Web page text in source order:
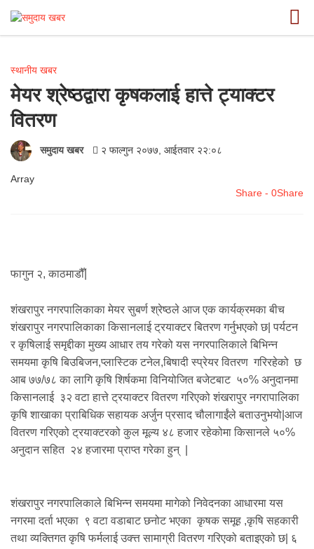
स्थानीय खबर
मेयर श्रेष्ठद्वारा कृषकलाई हात्ते ट्याक्टर
वितरण
समुदाय खबर २ फाल्गुन २०७७, आईतवार २२:०८
Array
Share - 0Share
फागुन २, काठमाडौँ|
शंखरापुर नगरपालिकाका मेयर सुबर्ण श्रेष्ठले आज एक कार्यक्रमका बीच
शंखरापुर नगरपालिकाका किसानलाई ट्रयाक्टर बितरण गर्नुभएको छ| पर्यटन
र कृषिलाई समृद्दीका मुख्य आधार तय गरेको यस नगरपालिकाले बिभिन्न
समयमा कृषि बिउबिजन,प्लास्टिक टनेल,बिषादी स्प्रेयर वितरण गरिरहेको छ
आब ७७/७८ का लागि कृषि शिर्षकमा विनियोजित बजेटबाट ५०% अनुदानमा
किसानलाई ३२ वटा हात्ते ट्रयाक्टर वितरण गरिएको शंखरापुर नगरापालिका
कृषि शाखाका प्राबिधिक सहायक अर्जुन प्रसाद चौलागाईंले बताउनुभयो|आज
वितरण गरिएको ट्रयाक्टरको कुल मूल्य ४८ हजार रहेकोमा किसानले ५०%
अनुदान सहित २४ हजारमा प्राप्त गरेका हुन् |
शंखरापुर नगरपालिकाले बिभिन्न समयमा मागेको निवेदनका आधारमा यस
नगरमा दर्ता भएका ९ वटा वडाबाट छनोट भएका कृषक समूह ,कृषि सहकारी
तथा व्यक्तिगत कृषि फर्मलाई उक्त्त सामाग्री वितरण गरिएको बताइएको छ| ६